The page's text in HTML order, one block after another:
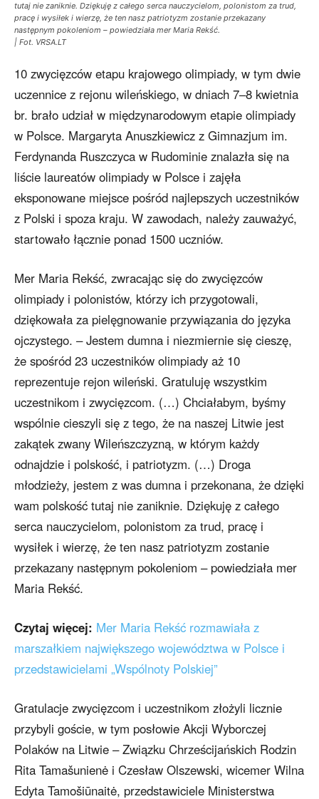
tutaj nie zaniknie. Dziękuję z całego serca nauczycielom, polonistom za trud,
pracę i wysiłek i wierzę, że ten nasz patriotyzm zostanie przekazany
następnym pokoleniom – powiedziała mer Maria Rekść.
| Fot. VRSA.LT
10 zwycięzców etapu krajowego olimpiady, w tym dwie
uczennice z rejonu wileńskiego, w dniach 7–8 kwietnia
br. brało udział w międzynarodowym etapie olimpiady
w Polsce. Margaryta Anuszkiewicz z Gimnazjum im.
Ferdynanda Ruszczyca w Rudominie znalazła się na
liście laureatów olimpiady w Polsce i zajęła
eksponowane miejsce pośród najlepszych uczestników
z Polski i spoza kraju. W zawodach, należy zauważyć,
startowało łącznie ponad 1500 uczniów.
Mer Maria Rekść, zwracając się do zwycięzców
olimpiady i polonistów, którzy ich przygotowali,
dziękowała za pielęgnowanie przywiązania do języka
ojczystego. – Jestem dumna i niezmiernie się cieszę,
że spośród 23 uczestników olimpiady aż 10
reprezentuje rejon wileński. Gratuluję wszystkim
uczestnikom i zwycięzcom. (…) Chciałabym, byśmy
wspólnie cieszyli się z tego, że na naszej Litwie jest
zakątek zwany Wileńszczyzną, w którym każdy
odnajdzie i polskość, i patriotyzm. (…) Droga
młodzieży, jestem z was dumna i przekonana, że dzięki
wam polskość tutaj nie zaniknie. Dziękuję z całego
serca nauczycielom, polonistom za trud, pracę i
wysiłek i wierzę, że ten nasz patriotyzm zostanie
przekazany następnym pokoleniom – powiedziała mer
Maria Rekść.
Czytaj więcej: Mer Maria Rekść rozmawiała z
marszałkiem największego województwa w Polsce i
przedstawicielami „Wspólnoty Polskiej”
Gratulacje zwycięzcom i uczestnikom złożyli licznie
przybyli goście, w tym posłowie Akcji Wyborczej
Polaków na Litwie – Związku Chrześcijańskich Rodzin
Rita Tamašunienė i Czesław Olszewski, wicemer Wilna
Edyta Tamošiūnaitė, przedstawiciele Ministerstwa